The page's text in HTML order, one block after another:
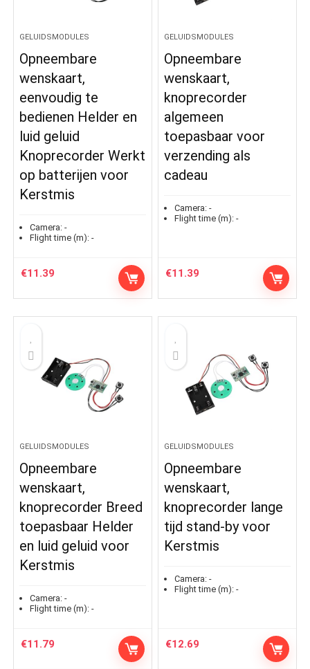
GELUIDSMODULES
Opneembare
wenskaart,
eenvoudig te
bedienen Helder en
luid geluid
Knoprecorder Werkt
op batterijen voor
Kerstmis
Camera: -
Flight time (m): -
€11.39
GELUIDSMODULES
Opneembare
wenskaart,
knoprecorder
algemeen
toepasbaar voor
verzending als
cadeau
Camera: -
Flight time (m): -
€11.39
GELUIDSMODULES
Opneembare
wenskaart,
knoprecorder Breed
toepasbaar Helder
en luid geluid voor
Kerstmis
Camera: -
Flight time (m): -
€11.79
GELUIDSMODULES
Opneembare
wenskaart,
knoprecorder lange
tijd stand-by voor
Kerstmis
Camera: -
Flight time (m): -
€12.69